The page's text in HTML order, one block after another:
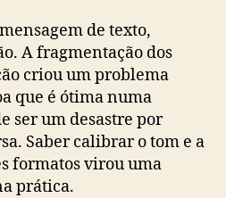
de texto,
A fragmentação dos
criou um problema
que é ótima numa
ser um desastre por
Saber calibrar o tom e a
formatos virou uma
prática.